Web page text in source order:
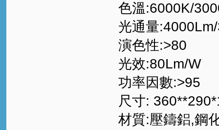
色溫:6000K/
光通量
演色性:>80
光效:80Lm/W
功率因數:>95
尺寸:
材質:壓鑄鋁,鋼